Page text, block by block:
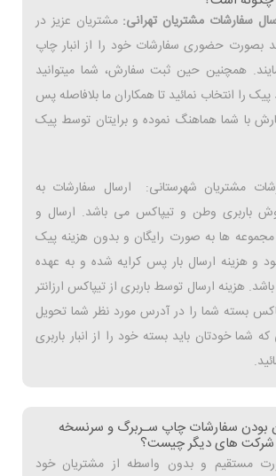
سفارشات مشتریان تهرانی: مشتریان عزیز در
بصورت حضوری سفارشات خود را از انبار چاپ
همچنین حین ثبت سفارش، شما میتوانید
را انتخاب نمائید تا همکاران ما بلافاصله پس
با شما هماهنگ نموده و برایتان توسط پیک
مشتریان شهرستانی: ارسال سفارشات به
به 2 روش باربری وطن و تیپاکس می باشد. ارسال و
مجموعه ها به صورت رایگان و بدون هزینه پیک
و هزینه ارسال بار پس کرایه شده و به عهده
هزینه ارسال توسط باربری از تیپاکس ارزانتر
بسته شما را در آدرس مورد نظر شما تحویل
شما خودتان باید بسته خود را از انبار باربری
بودن سفارشات چاپ سـربرگ و سرنسخه
های دیگر چیست؟
مستقیم و بدون واسطه از مشتریان خود